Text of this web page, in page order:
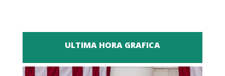
ULTIMA HORA GRAFICA